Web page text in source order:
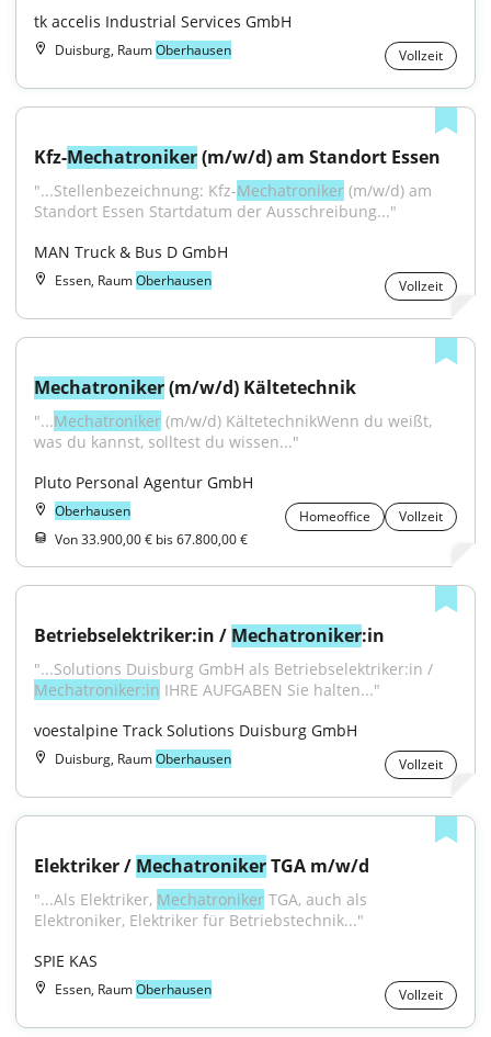
tk accelis Industrial Services GmbH
Duisburg, RaumOberhausen Vollzeit
Kfz-Mechatroniker (m/w/d) am Standort Essen
"...Stellenbezeichnung: Kfz-Mechatroniker (m/w/d) am
Standort Essen Startdatum der Ausschreibung..."
MAN Truck & Bus D GmbH
Essen, RaumOberhausen Vollzeit
Mechatroniker (m/w/d) Kältetechnik
"...Mechatroniker (m/w/d) KältetechnikWenn du weißt,
was du kannst, solltest du wissen..."
Pluto Personal Agentur GmbH
Oberhausen Homeoffice
Vollzeit
Von 33.900,00 € bis 67.800,00 €
Betriebselektriker:in / Mechatroniker:in
Mechatroniker:in IHRE AUFGABEN Sie halten..."
voestalpine Track Solutions Duisburg GmbH
Duisburg, RaumOberhausen Vollzeit
Elektriker / Mechatroniker TGA m/w/d
"...Als Elektriker, Mechatroniker TGA, auch als
Elektroniker, Elektriker für Betriebstechnik..."
SPIE KAS
Essen, RaumOberhausen Vollzeit